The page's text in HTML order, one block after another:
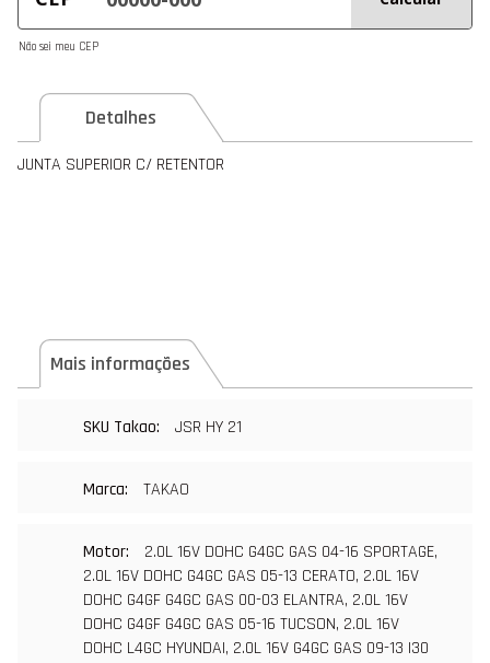
Não sei meu CEP
Detalhes
JUNTA SUPERIOR C/ RETENTOR
Mais informações
informações
JSR HY 21
TAKAO
2.0L 16V DOHC G4GC GAS 04-16 SPORTAGE,
2.0L 16V DOHC G4GC GAS 05-13 CERATO, 2.0L 16V
DOHC G4GF G4GC GAS 00-03 ELANTRA, 2.0L 16V
DOHC G4GF G4GC GAS 05-16 TUCSON, 2.0L 16V
DOHC L4GC HYUNDAI, 2.0L 16V G4GC GAS 09-13 I30